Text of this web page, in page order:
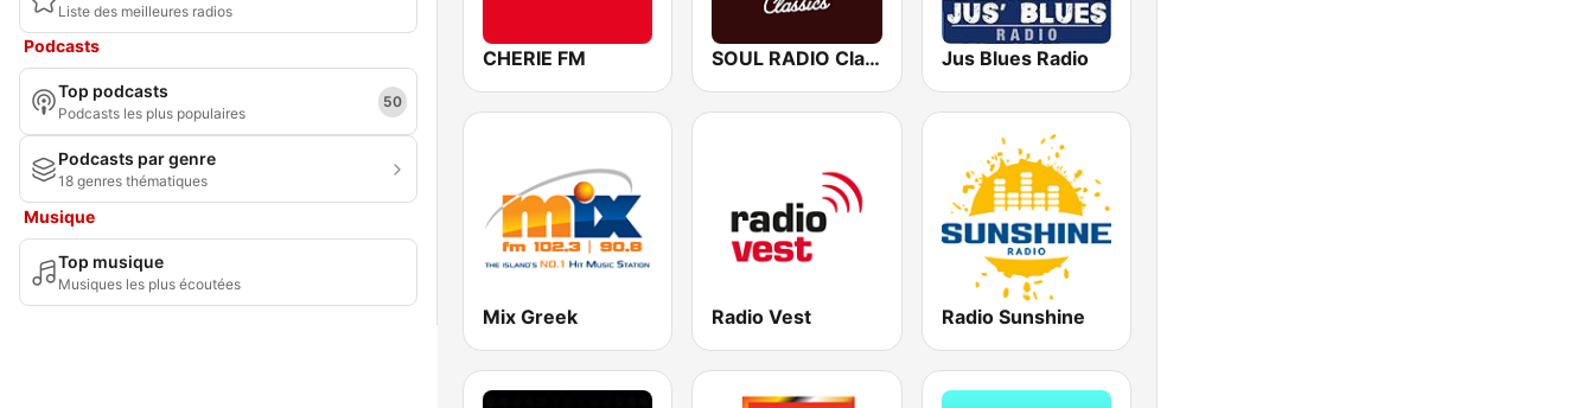
Liste des meilleures radios
Podcasts
Top podcasts
Podcasts les plus populaires
50
Podcasts par genre
18 genres thématiques
Musique
Top musique
Musiques les plus écoutées
CHERIE FM SOUL RADIO Classics Jus Blues Radio
Mix Greek Radio Vest Radio Sunshine